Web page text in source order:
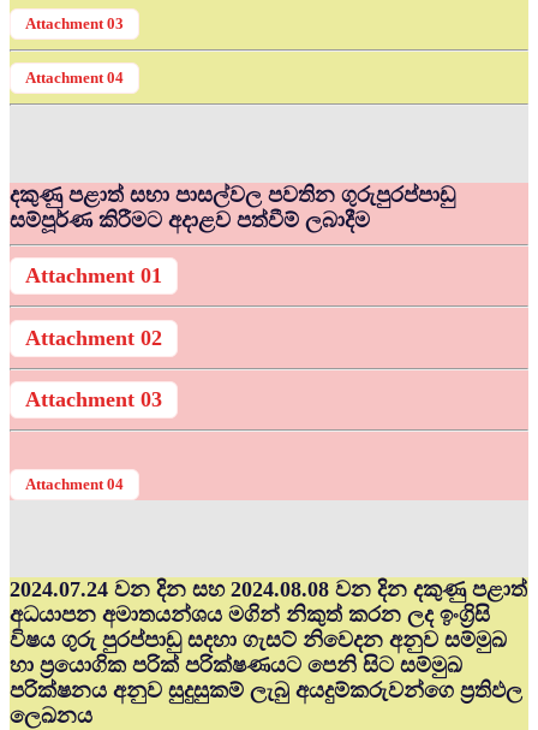
Attachment 03
Attachment 04
දකුණු පළාත් සභා පාසල්වල පවතින ගුරුපුරප්පාඩු
සම්පූර්ණ කිරීමට අදාළව පත්වීම් ලබාදීම
Attachment 01
Attachment 02
Attachment 03
Attachment 04
2024.07.24 වන දින සහ 2024.08.08 වන දින දකුණු පළාත්
අධ‍යාපන අමාතයන්ශය මගින් නිකුත් කරන ලද ඉංග්‍රිසි
විෂය ගුරු පුරප්පාඩු සදහා ගැසට් නිවෙදන අනුව සම්මුඛ
හා ප්‍රයොගික පරික් පරික්ෂණයට පෙනි සිට සම්මුඛ
පරික්ෂනය අනුව සුදුසුකම් ලැබු අයදුම්කරුවන්ගෙ ප්‍රතිඵල
ලෙඛනය